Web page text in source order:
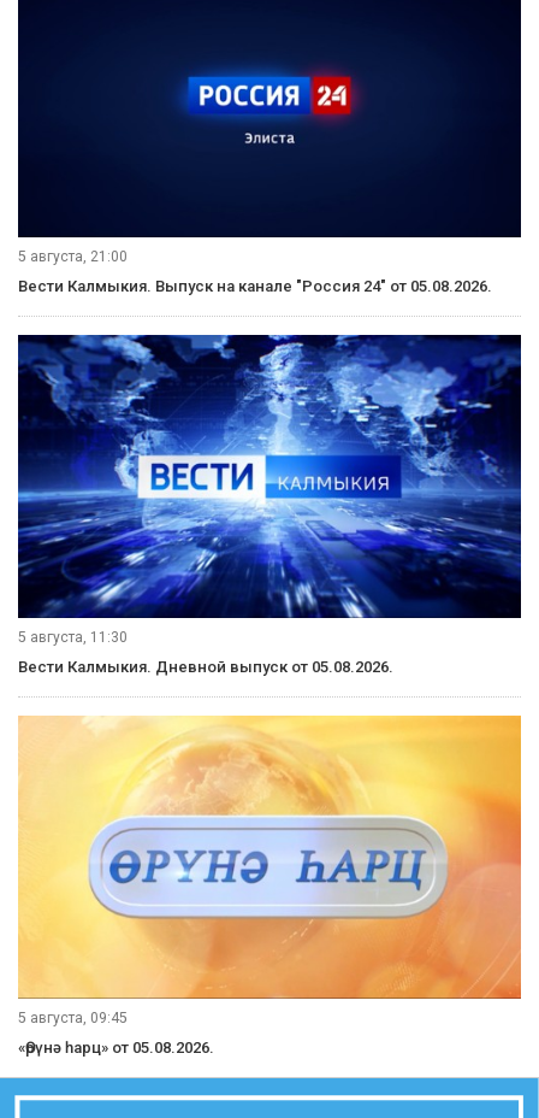
5 августа, 21:00
Вести Калмыкия. Выпуск на канале "Россия 24" от 05.08.2026.
5 августа, 11:30
Вести Калмыкия. Дневной выпуск от 05.08.2026.
5 августа, 09:45
«Өрүнә һарц» от 05.08.2026.